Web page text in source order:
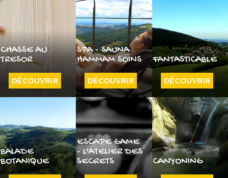
CHASSE AU
TRESOR
DÉCOUVRIR
SPA - SAUNA
HAMMAM SOINS
DÉCOUVRIR
FANTASTICABLE
DÉCOUVRIR
BALADE
BOTANIQUE
ESCAPE GAME
- L'ATELIER DES
SECRETS
CANYONING